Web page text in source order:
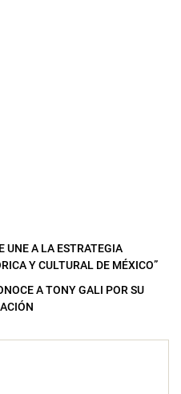
UNE A LA ESTRATEGIA
Y CULTURAL DE MÉXICO”
A TONY GALI POR SU